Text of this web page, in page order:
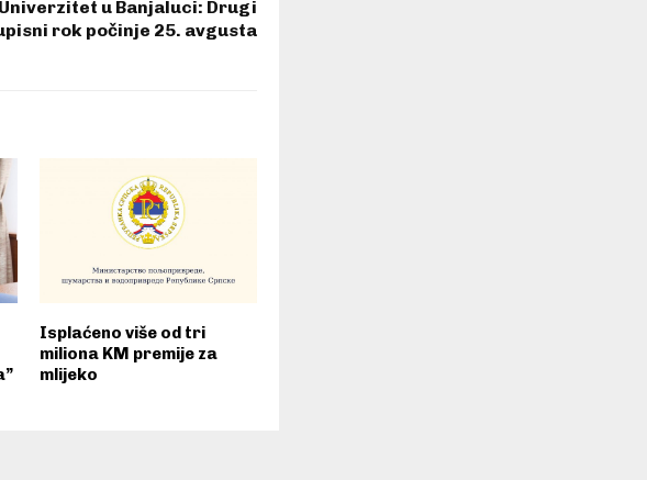
Univerzitet u Banjaluci: Drugi
rok počinje 25. avgusta
Isplaćeno više od tri
miliona KM premije za
mlijeko